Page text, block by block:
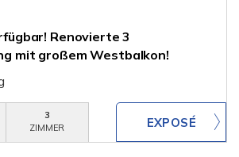
Renovierte 3
mit großem Westbalkon!
3
ZIMMER